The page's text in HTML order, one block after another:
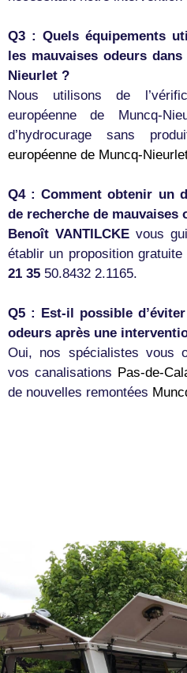
Q3 : Quels équipements
les mauvaises odeurs
Nieurlet ?
Nous utilisons de
européenne de Muncq-
d’hydrocurage sans
européenne de Muncq-
Q4 : Comment obtenir un
de recherche de mauvaises
Benoît VANTILCKE vous
établir un proposition
21 35 50.8432 2.1165.
Q5 : Est-il possible
odeurs après une
Oui, nos spécialistes vous
vos canalisations Pas-de-
de nouvelles remontées